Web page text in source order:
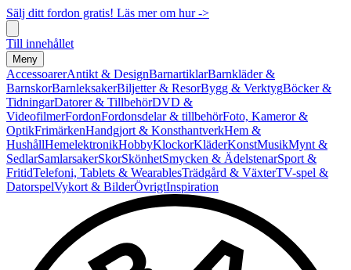
Sälj ditt fordon gratis! Läs mer om hur ->
Till innehållet
Meny
AccessoarerAntikt & DesignBarnartiklarBarnkläder &
BarnskorBarnleksakerBiljetter & ResorBygg & VerktygBöcker &
TidningarDatorer & TillbehörDVD &
VideofilmerFordonFordonsdelar & tillbehörFoto, Kameror &
OptikFrimärkenHandgjort & KonsthantverkHem &
HushållHemelektronikHobbyKlockorKläderKonstMusikMynt &
SedlarSamlarsakerSkorSkönhetSmycken & ÄdelstenarSport &
FritidTelefoni, Tablets & WearablesTrädgård & VäxterTV-spel &
DatorspelVykort & BilderÖvrigtInspiration